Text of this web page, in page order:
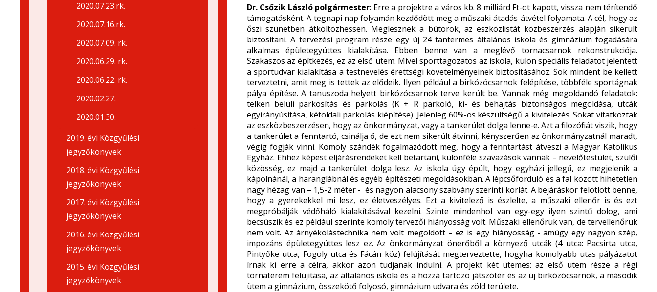
Dr. Csőzik László polgármester: Erre a projektre a város kb. 8 milliárd Ft-ot kapott, vissza nem térítendő
támogatásként. A tegnapi nap folyamán kezdődött meg a műszaki átadás-átvétel folyamata. A cél, hogy az
őszi szünetben átköltözhessen. Meglesznek a bútorok, az eszközlistát közbeszerzés alapján sikerült
biztosítani. A tervezési program része egy új 24 tantermes általános iskola és gimnázium fogadására
alkalmas épületegyüttes kialakítása. Ebben benne van a meglévő tornacsarnok rekonstrukciója.
Szakaszos az építkezés, ez az első ütem. Mivel sporttagozatos az iskola, külön speciális feladatot jelentett
a sportudvar kialakítása a testnevelés érettségi követelményeinek biztosításához. Sok mindent be kellett
terveztetni, amit meg is tettek az elődeik. Ilyen például a birkózócsarnok felépítése, többféle sportágnak
pálya építése. A tanuszoda helyett birkózócsarnok terve került be. Vannak még megoldandó feladatok:
telken belüli parkosítás és parkolás (K + R parkoló, ki- és behajtás biztonságos megoldása, utcák
egyirányúsítása, kétoldali parkolás kiépítése). Jelenleg 60%-os készültségű a kivitelezés. Sokat vitatkoztak
az eszközbeszerzésen, hogy az önkormányzat, vagy a tankerület dolga lenne-e. Azt a filozófiát viszik, hogy
a tankerület a fenntartó, csinálja ő, de ezt nem sikerült átvinni, kényszerűen az önkormányzatnál maradt,
végig fogják vinni. Komoly szándék fogalmazódott meg, hogy a fenntartást átveszi a Magyar Katolikus
Egyház. Ehhez képest eljárásrendeket kell betartani, különféle szavazások vannak – nevelőtestület, szülői
közösség, ez majd a tankerület dolga lesz. Az iskola úgy épült, hogy egyházi jellegű, ez megjelenik a
kápolnánál, a haranglábnál és egyéb építészeti megoldásokban. A lépcsőforduló és a fal között hihetetlen
nagy hézag van – 1,5-2 méter - és nagyon alacsony szabvány szerinti korlát. A bejáráskor felötlött benne,
hogy a gyerekekkel mi lesz, ez életveszélyes. Ezt a kivitelező is észlelte, a műszaki ellenőr is és ezt
megpróbálják védőháló kialakításával kezelni. Szinte mindenhol van egy-egy ilyen szintű dolog, ami
becsúszik és ez például szerinte komoly tervezői hiányosság volt. Műszaki ellenőrük van, de tervellenőrük
nem volt. Az árnyékolástechnika nem volt megoldott – ez is egy hiányosság - amúgy egy nagyon szép,
impozáns épületegyüttes lesz ez. Az önkormányzat önerőből a környező utcák (4 utca: Pacsirta utca,
Pintyőke utca, Fogoly utca és Fácán köz) felújítását megterveztette, hogyha komolyabb utas pályázatot
írnak ki erre a célra, akkor azon tudjanak indulni. A projekt két ütemes: az első ütem része a régi
tornaterem felújítása, az általános iskola és a hozzá tartozó játszótér és az új birkózócsarnok, a második
ütem a gimnázium, összekötő folyosó, gimnázium udvara és zöld területe.
2020.07.23.rk.
2020.07.16.rk.
2020.07.09. rk.
2020.06.29. rk.
2020.06.22. rk.
2020.02.27.
2020.01.30.
2019. évi Közgyűlési
jegyzőkönyvek
2018. évi Közgyűlési
jegyzőkönyvek
2017. évi Közgyűlési
jegyzőkönyvek
2016. évi Közgyűlési
jegyzőkönyvek
2015. évi Közgyűlési
jegyzőkönyvek